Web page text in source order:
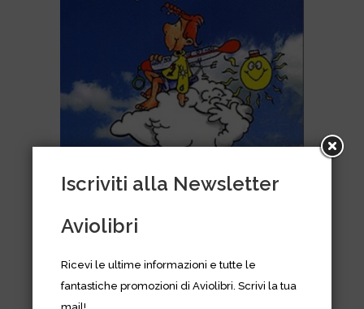
fulmini e saette
€16,90
Iscriviti alla Newsletter
Aviolibri
Ricevi le ultime informazioni e tutte le
fantastiche promozioni di Aviolibri. Scrivi la tua